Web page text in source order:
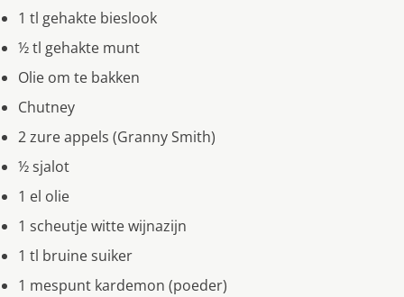
1 tl gehakte bieslook
½ tl gehakte munt
Olie om te bakken
Chutney
2 zure appels (Granny Smith)
½ sjalot
1 el olie
1 scheutje witte wijnazijn
1 tl bruine suiker
1 mespunt kardemon (poeder)